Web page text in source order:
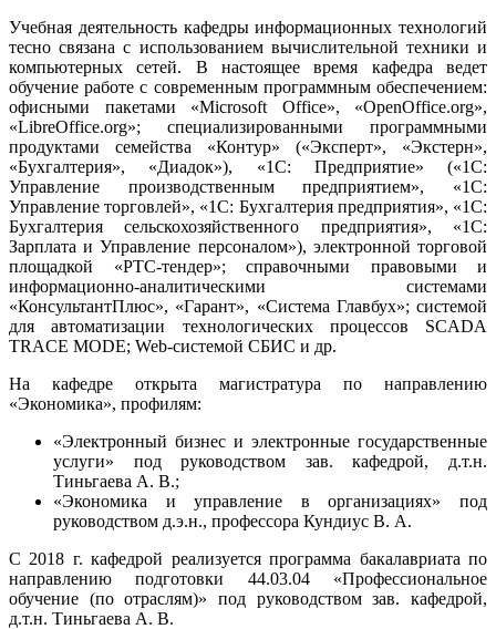
Учебная деятельность кафедры информационных технологий
тесно связана с использованием вычислительной техники и
компьютерных сетей. В настоящее время кафедра ведет
обучение работе с современным программным обеспечением:
офисными пакетами «Microsoft Office», «OpenOffice.org»,
«LibreOffice.org»; специализированными программными
продуктами семейства «Контур» («Эксперт», «Экстерн»,
«Бухгалтерия», «Диадок»), «1С: Предприятие» («1С:
Управление производственным предприятием», «1С:
Управление торговлей», «1С: Бухгалтерия предприятия», «1С:
Бухгалтерия сельскохозяйственного предприятия», «1С:
Зарплата и Управление персоналом»), электронной торговой
площадкой «РТС-тендер»; справочными правовыми и
информационно-аналитическими системами
«КонсультантПлюс», «Гарант», «Система Главбух»; системой
для автоматизации технологических процессов SCADA
TRACE MODE; Web-системой СБИС и др.
На кафедре открыта магистратура по направлению
«Экономика», профилям:
«Электронный бизнес и электронные государственные
услуги» под руководством зав. кафедрой, д.т.н.
Тиньгаева А. В.;
«Экономика и управление в организациях» под
руководством д.э.н., профессора Кундиус В. А.
С 2018 г. кафедрой реализуется программа бакалавриата по
направлению подготовки 44.03.04 «Профессиональное
обучение (по отраслям)» под руководством зав. кафедрой,
д.т.н. Тиньгаева А. В.